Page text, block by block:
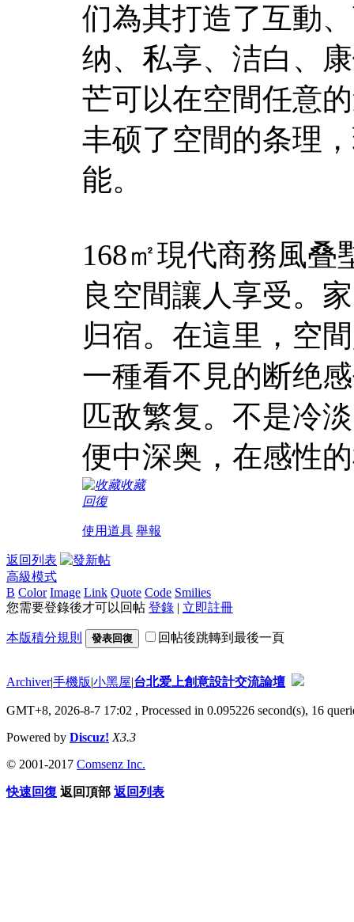
们為其打造了互動
纳、私享、洁白、
芒可以在空間任意
丰硕了空間的条理
能。
168㎡現代商務風
良空間讓人享受。
归宿。在這里，空
一種看不見的断绝
匹敌繁复。不是冷
便中深奥，在感性
收藏
回復
使用道具 舉報
返回列表
高級模式
B Color Image Link Quote Code Smilies
您需要登錄後才可以回帖 登錄 | 立即註冊
本版積分規則 發表回復 回帖後跳轉到最後一頁
Archiver|手機版|小黑屋|台北爱上創意設計交流論壇
GMT+8, 2026-8-7 17:02 , Processed in 0.095226 second(s), 16
Powered by Discuz! X3.3
© 2001-2017 Comsenz Inc.
快速回復 返回頂部 返回列表